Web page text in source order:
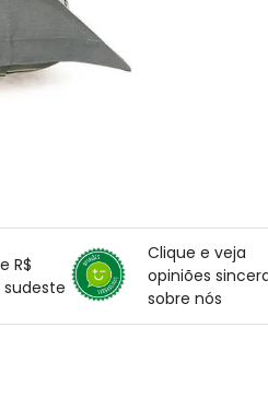
R$
sudeste
Clique e veja
opiniões
sobre nós